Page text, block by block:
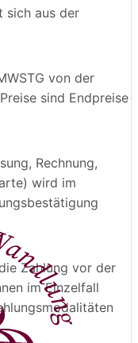
sich aus der
von der
sind Endpreise
Rechnung,
wird im
Zahlung vor der
im Einzelfall